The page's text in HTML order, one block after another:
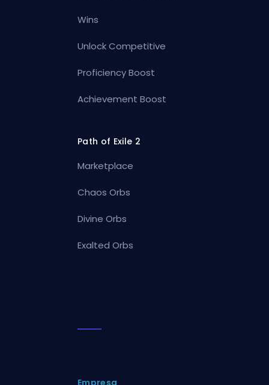
Wins
Unlock Competitive
Proficiency Boost
Achievement Boost
Path of Exile 2
Marketplace
Chaos Orbs
Divine Orbs
Exalted Orbs
Empresa